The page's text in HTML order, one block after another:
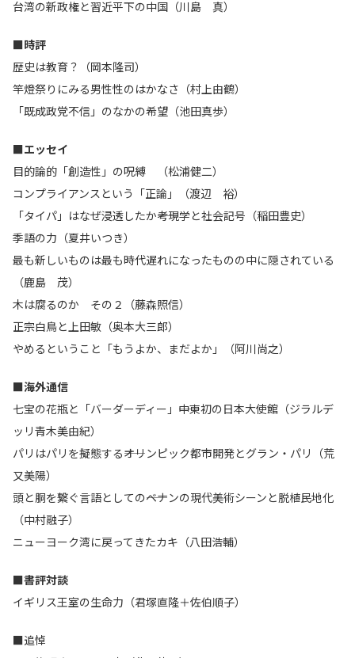
台湾の新政権と習近平下の中国（川島 真）
■時評
歴史は教育？（岡本隆司）
竿燈祭りにみる男性性のはかなさ（村上由鶴）
「既成政党不信」のなかの希望（池田真歩）
■エッセイ
目的論的「創造性」の呪縛 （松浦健二）
コンプライアンスという「正論」（渡辺 裕）
「タイパ」はなぜ浸透したか――考現学と社会記号（稲田豊史）
季語の力（夏井いつき）
最も新しいものは最も時代遅れになったものの中に隠されている
（鹿島 茂）
木は腐るのか その２（藤森照信）
正宗白鳥と上田敏（奥本大三郎）
やめるということ「もうよか、まだよか」（阿川尚之）
■海外通信
七宝の花瓶と「バーダーディー」――中東初の日本大使館（ジラルデ
ッリ青木美由紀）
パリはパリを擬態する――オリンピック都市開発とグラン・パリ（荒
又美陽）
頭と胴を繋ぐ言語としての――ベナンの現代美術シーンと脱植民地化
（中村融子）
ニューヨーク湾に戻ってきたカキ（八田浩輔）
■書評対談
イギリス王室の生命力（君塚直隆＋佐伯順子）
■追悼